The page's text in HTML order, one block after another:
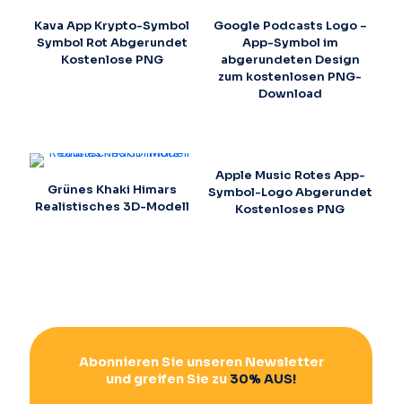
Kava App Krypto-Symbol
Symbol Rot Abgerundet
Kostenlose PNG
Google Podcasts Logo –
App-Symbol im
abgerundeten Design
zum kostenlosen PNG-
Download
Grünes Khaki Himars
Realistisches 3D-Modell
Apple Music Rotes App-
Symbol-Logo Abgerundet
Kostenloses PNG
Abonnieren Sie unseren Newsletter
und greifen Sie zu 30% AUS!